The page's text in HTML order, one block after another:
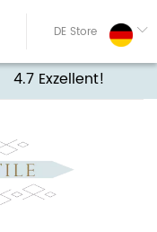
4.7 Exzellent!
DE Store